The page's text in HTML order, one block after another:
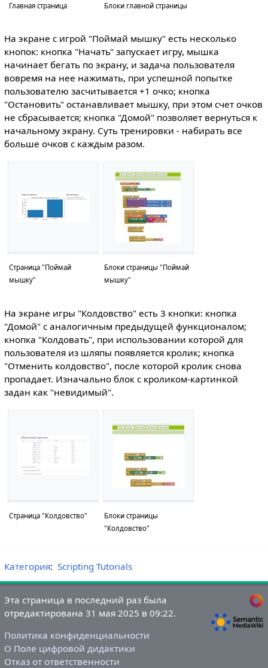
Главная страница Блоки главной страницы
На экране с игрой "Поймай мышку" есть несколько
кнопок: кнопка "Начать" запускает игру, мышка
начинает бегать по экрану, и задача пользователя
вовремя на нее нажимать, при успешной попытке
пользователю засчитывается +1 очко; кнопка
"Остановить" останавливает мышку, при этом счет очков
не сбрасывается; кнопка "Домой" позволяет вернуться к
начальному экрану. Суть тренировки - набирать все
больше очков с каждым разом.
Страница "Поймай
мышку"
Блоки страницы "Поймай
мышку"
На экране игры "Колдовство" есть 3 кнопки: кнопка
"Домой" с аналогичным предыдущей функционалом;
кнопка "Колдовать", при использовании которой для
пользователя из шляпы появляется кролик; кнопка
"Отменить колдовство", после которой кролик снова
пропадает. Изначально блок с кроликом-картинкой
задан как "невидимый".
Страница "Колдовство"
Блоки страницы
"Колдовство"
Категория: Scripting Tutorials
Эта страница в последний раз была
отредактирована 31 мая 2025 в 09:22.
Политика конфиденциальности
О Поле цифровой дидактики
Отказ от ответственности